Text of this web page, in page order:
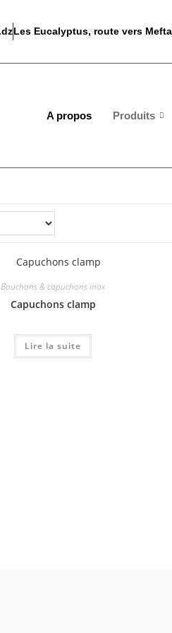
Les Eucalyptus, route vers
A propos Produits
Bouchons & capuchons inox
Capuchons clamp
Lire la suite